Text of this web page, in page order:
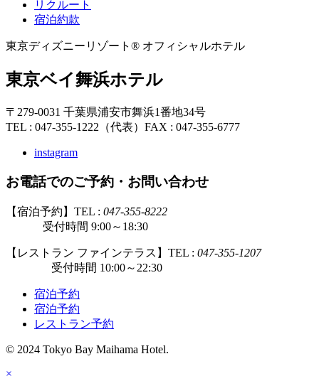
リクルート
宿泊約款
東京ディズニーリゾート® オフィシャルホテル
東京ベイ舞浜ホテル
〒279-0031 千葉県浦安市舞浜1番地34号
TEL : 047-355-1222（代表） FAX : 047-355-6777
instagram
お電話でのご予約・お問い合わせ
【宿泊予約】TEL : 047-355-8222
受付時間 9:00～18:30
【レストラン ファインテラス】TEL : 047-355-1207
受付時間 10:00～22:30
宿泊予約
宿泊予約
レストラン予約
© 2024 Tokyo Bay Maihama Hotel.
×